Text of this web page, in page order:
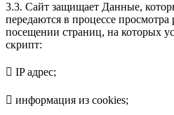
3.3. Сайт защищает Данные,
передаются в процессе
посещении страниц, на которых
скрипт:
 IP адрес;
 информация из cookies;